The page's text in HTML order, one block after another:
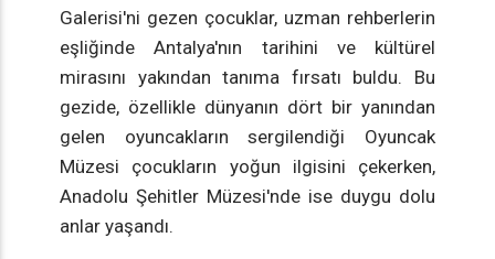
Galerisi'ni gezen çocuklar, uzman rehberlerin
eşliğinde Antalya'nın tarihini ve kültürel
mirasını yakından tanıma fırsatı buldu. Bu
gezide, özellikle dünyanın dört bir yanından
gelen oyuncakların sergilendiği Oyuncak
Müzesi çocukların yoğun ilgisini çekerken,
Anadolu Şehitler Müzesi'nde ise duygu dolu
anlar yaşandı.